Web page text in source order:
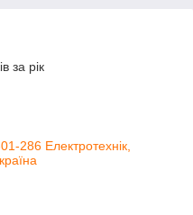
за рік
286 Електротехнік,